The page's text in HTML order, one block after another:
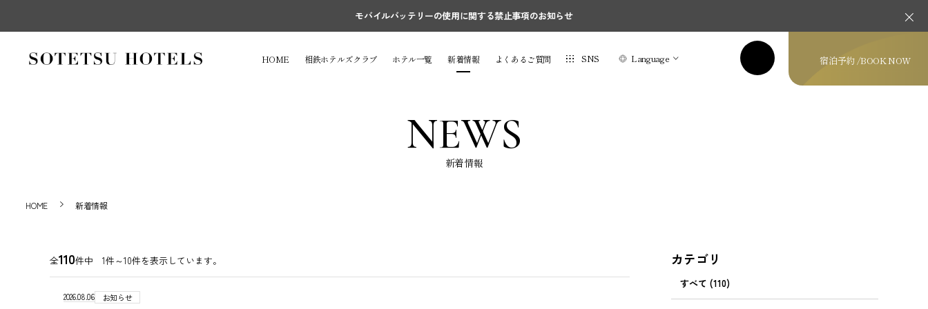
モバイルバッテリーの使用に関する禁止事項のお知らせ
HOME 相鉄ホテルズクラブ ホテル一覧 新着情報 よくあるご質問 SNS Language 宿泊予約 /BOOK NOW
NEWS
新着情報
HOME 新着情報
全110件中 1件～10件を表示しています。
2026.08.06 お知らせ
カテゴリ
すべて (110)